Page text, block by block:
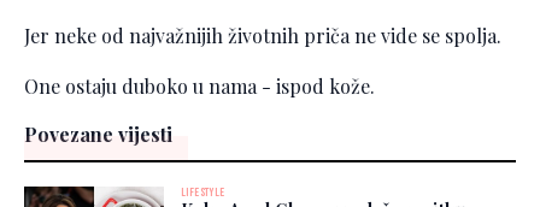
Jer neke od najvažnijih životnih priča ne vide se spolja.
One ostaju duboko u nama - ispod kože.
Povezane vijesti
LIFESTYLE